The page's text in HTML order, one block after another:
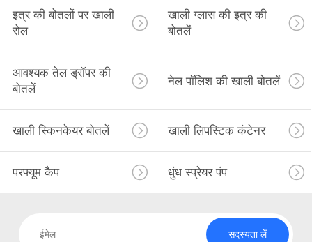
इत्र की बोतलों पर खाली
रोल
खाली ग्लास की इत्र की
बोतलें
आवश्यक तेल ड्रॉपर की
बोतलें
नेल पॉलिश की खाली बोतलें
खाली स्किनकेयर बोतलें खाली लिपस्टिक कंटेनर
परफ्यूम कैप धुंध स्प्रेयर पंप
सदस्यता लें